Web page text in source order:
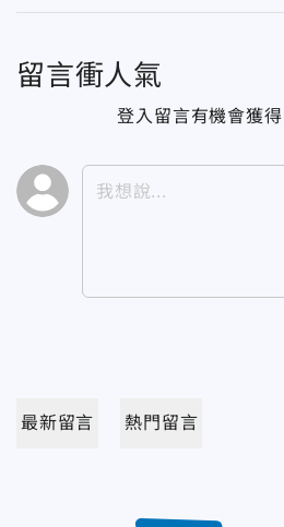
留言衝人氣
登入留言有機會獲得
最新留言 熱門留言